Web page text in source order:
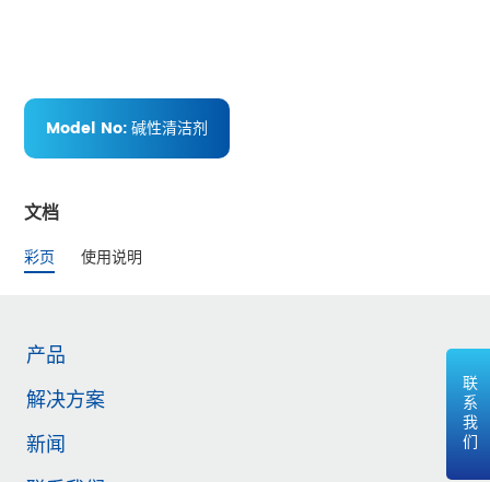
Model No:碱性清洁剂
文档
彩页 使用说明
联系我们
产品
解决方案
新闻